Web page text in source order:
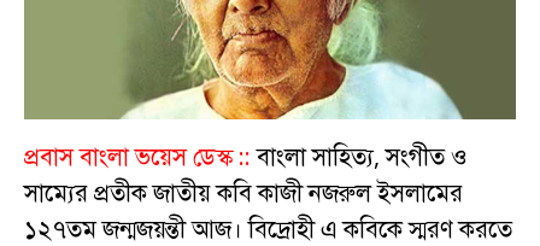
প্রবাস বাংলা ভয়েস ডেস্ক ::বাংলা সাহিত্য, সংগীত ও
সাম্যের প্রতীক জাতীয় কবি কাজী নজরুল ইসলামের
১২৭তম জন্মজয়ন্তী আজ। বিদ্রোহী এ কবিকে স্মরণ করতে